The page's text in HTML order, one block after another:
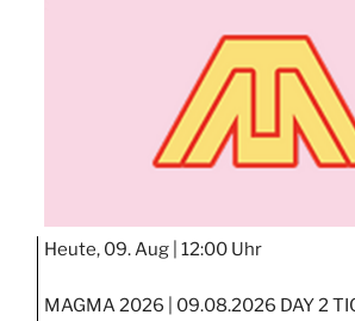
Heute, 09. Aug | 12:00 Uhr
MAGMA 2026 | 09.08.2026 DAY 2